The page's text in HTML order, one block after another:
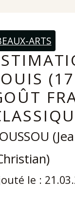
ARTS
le :